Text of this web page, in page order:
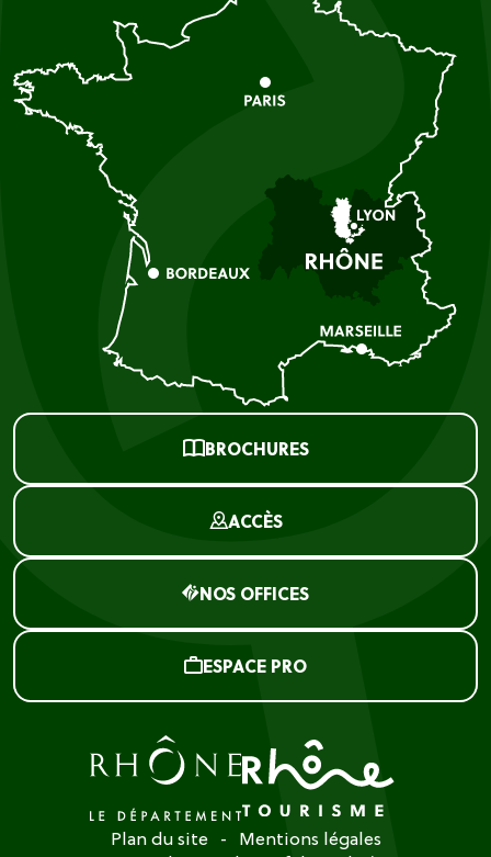
BROCHURES
ACCÈS
NOS OFFICES
ESPACE PRO
Plan du site
Mentions légales